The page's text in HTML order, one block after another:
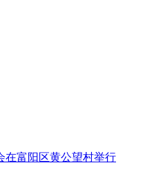
在富阳区黄公望村举行